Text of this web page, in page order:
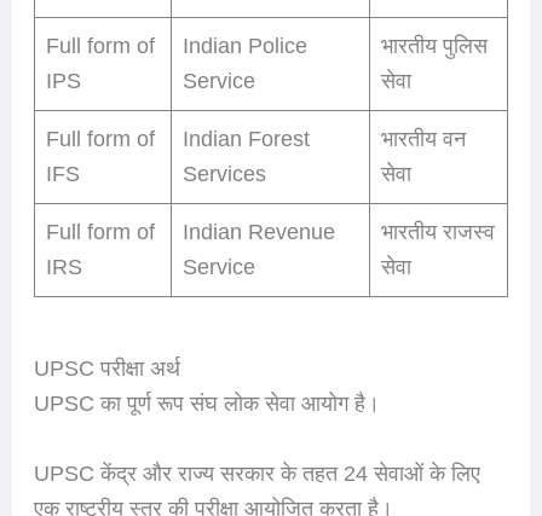
Full form of
IPS
Indian Police
Service
भारतीय पुलिस
सेवा
Full form of
IFS
Indian Forest
Services
भारतीय वन
सेवा
Full form of
IRS
Indian Revenue
Service
भारतीय राजस्व
सेवा
UPSC परीक्षा अर्थ
UPSC का पूर्ण रूप संघ लोक सेवा आयोग है।
UPSC केंद्र और राज्य सरकार के तहत 24 सेवाओं के लिए
एक राष्ट्रीय स्तर की परीक्षा आयोजित करता है।